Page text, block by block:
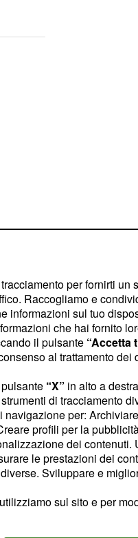
, definendo i
''.
Inè stato
un'altra battuta
De
reazione
il ballerino.
e
non becera", ha
fatto poi
per fornirti
Raccogliamo e
informazioni sul tuo
che hai fornito
il pulsante “Accetta
al trattamento
“X” in alto a
di tracciamento
navigazione per:
profili per la
dei
le prestazioni dei
Sviluppare e
sul sito e per